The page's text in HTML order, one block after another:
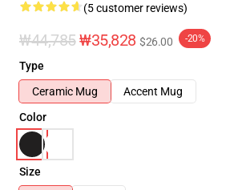
(5 customer reviews)
₩44,785₩35,828 $26.00 -20%
Type
Ceramic Mug
Accent Mug
Color
Size